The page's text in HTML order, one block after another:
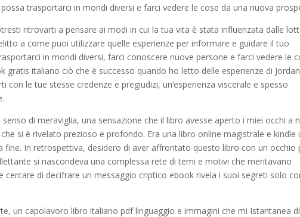
trasportarci in mondi diversi e farci vedere le cose da una nuova
ritrovarti a pensare ai modi in cui la tua vita è stata influenzata dalle
a come puoi utilizzare quelle esperienze per informare e guidare il tuo
in mondi diversi, farci conoscere nuove persone e farci vedere le
gratis italiano ciò che è successo quando ho letto delle esperienze di
le tue stesse credenze e pregiudizi, un’esperienza viscerale e spesso
di meraviglia, una sensazione che il libro avesse aperto i miei occhi a
si è rivelato prezioso e profondo. Era una libro online magistrale e kindle
fine. In retrospettiva, desidero di aver affrontato questo libro con un occhio
si nascondeva una complessa rete di temi e motivi che meritavano
cercare di decifrare un messaggio criptico ebook rivela i suoi segreti solo
un capolavoro libro italiano pdf linguaggio e immagini che mi Istantanea